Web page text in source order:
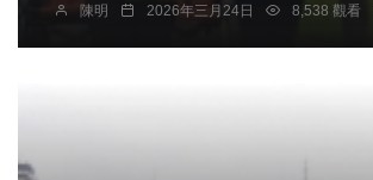
陳明 2026年三月24日 8,538 觀看